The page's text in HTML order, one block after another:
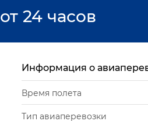
от 24 часов
Информация о
Время полета
Тип авиаперевозки